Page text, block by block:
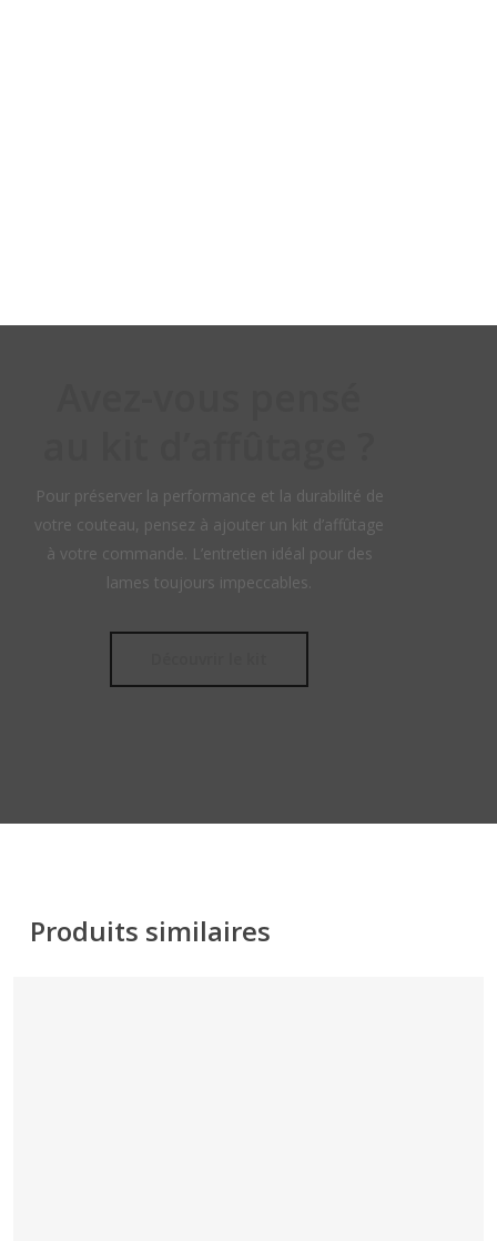
Pour préserver la performance et la durabilité de
votre couteau, pensez à ajouter un kit d’affûtage
à votre commande. L’entretien idéal pour des
lames toujours impeccables.
Produits similaires